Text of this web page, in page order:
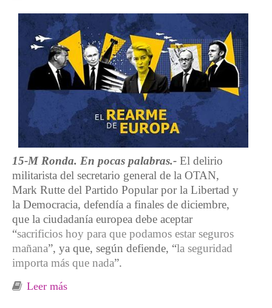
15-M Ronda. En pocas palabras.- El delirio
militarista del secretario general de la OTAN,
Mark Rutte del Partido Popular por la Libertad y
la Democracia, defendía a finales de diciembre,
que la ciudadanía europea debe aceptar
“sacrificios hoy para que podamos estar seguros
mañana”, ya que, según defiende, “la seguridad
importa más que nada”.
Leer más